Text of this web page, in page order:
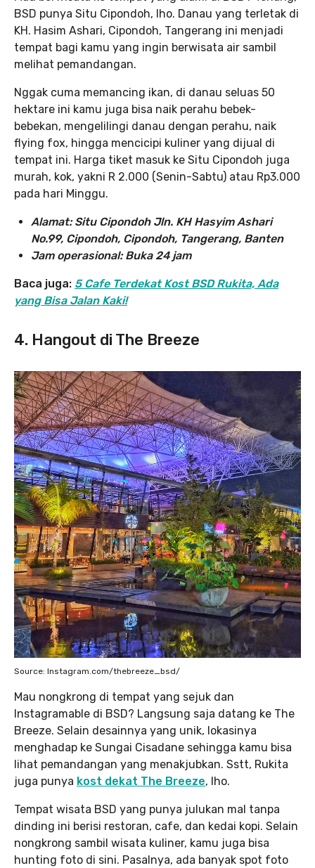
BSD punya Situ Cipondoh, lho. Danau yang terletak di
KH. Hasim Ashari, Cipondoh, Tangerang ini menjadi
tempat bagi kamu yang ingin berwisata air sambil
melihat pemandangan.
Nggak cuma memancing ikan, di danau seluas 50
hektare ini kamu juga bisa naik perahu bebek-
bebekan, mengelilingi danau dengan perahu, naik
flying fox, hingga mencicipi kuliner yang dijual di
tempat ini. Harga tiket masuk ke Situ Cipondoh juga
murah, kok, yakni R 2.000 (Senin-Sabtu) atau Rp3.000
pada hari Minggu.
Alamat: Situ Cipondoh Jln. KH Hasyim Ashari
No.99, Cipondoh, Cipondoh, Tangerang, Banten
Jam operasional: Buka 24 jam
Baca juga: 5 Cafe Terdekat Kost BSD Rukita, Ada
yang Bisa Jalan Kaki!
4. Hangout di The Breeze
Source: Instagram.com/thebreeze_bsd/
Mau nongkrong di tempat yang sejuk dan
Instagramable di BSD? Langsung saja datang ke The
Breeze. Selain desainnya yang unik, lokasinya
menghadap ke Sungai Cisadane sehingga kamu bisa
lihat pemandangan yang menakjubkan. Sstt, Rukita
juga punya kost dekat The Breeze, lho.
Tempat wisata BSD yang punya julukan mal tanpa
dinding ini berisi restoran, cafe, dan kedai kopi. Selain
nongkrong sambil wisata kuliner, kamu juga bisa
hunting foto di sini. Pasalnya, ada banyak spot foto